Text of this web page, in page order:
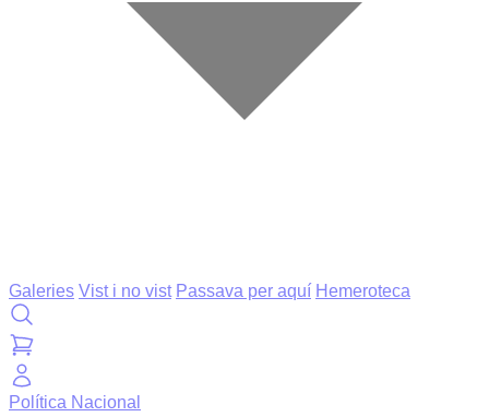
Galeries Vist i no vist Passava per aquí Hemeroteca
Política Nacional